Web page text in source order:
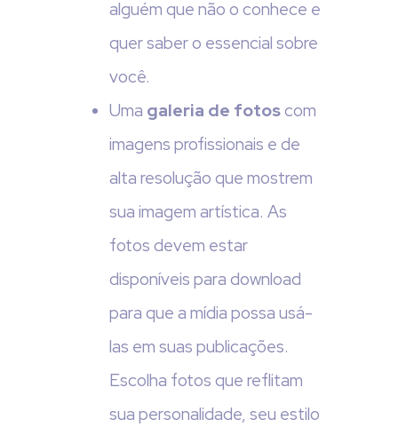
alguém que não o conhece e
quer saber o essencial sobre
você.
Uma galeria de fotoscom
imagens profissionais e de
alta resolução que mostrem
sua imagem artística. As
fotos devem estar
disponíveis para download
para que a mídia possa usá-
las em suas publicações.
Escolha fotos que reflitam
sua personalidade, seu estilo